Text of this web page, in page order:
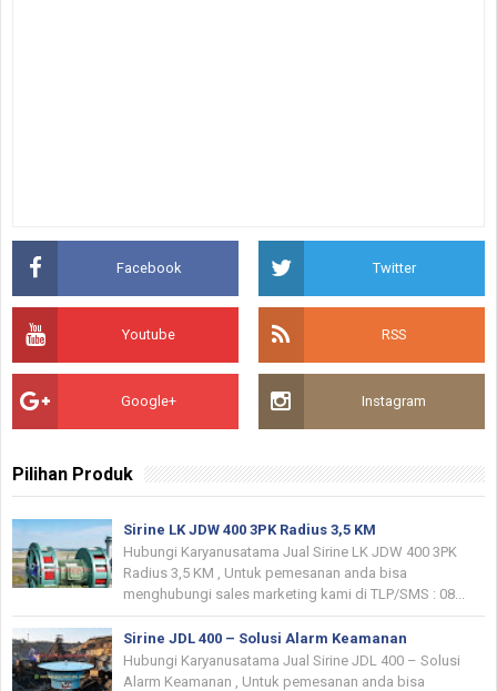
Facebook Twitter
Youtube RSS
Google+ Instagram
Pilihan Produk
Sirine LK JDW 400 3PK Radius 3,5 KM
Hubungi Karyanusatama Jual Sirine LK JDW 400 3PK
Radius 3,5 KM , Untuk pemesanan anda bisa
menghubungi sales marketing kami di TLP/SMS : 08...
Sirine JDL 400 – Solusi Alarm Keamanan
Hubungi Karyanusatama Jual Sirine JDL 400 – Solusi
Alarm Keamanan , Untuk pemesanan anda bisa